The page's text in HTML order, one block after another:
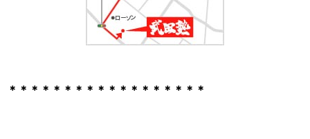
＊＊＊＊＊＊＊＊＊＊＊＊＊＊＊＊＊＊